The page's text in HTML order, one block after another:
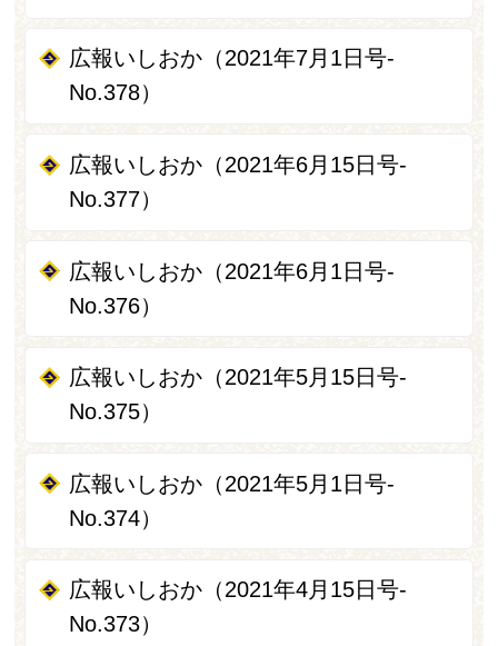
広報いしおか（2021年7月1日号-
No.378）
広報いしおか（2021年6月15日号-
No.377）
広報いしおか（2021年6月1日号-
No.376）
広報いしおか（2021年5月15日号-
No.375）
広報いしおか（2021年5月1日号-
No.374）
広報いしおか（2021年4月15日号-
No.373）